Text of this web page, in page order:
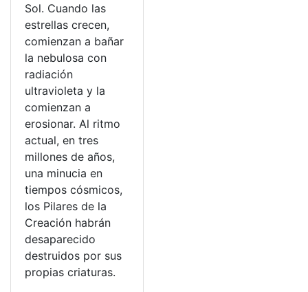
Sol. Cuando las
estrellas crecen,
comienzan a bañar
la nebulosa con
radiación
ultravioleta y la
comienzan a
erosionar. Al ritmo
actual, en tres
millones de años,
una minucia en
tiempos cósmicos,
los Pilares de la
Creación habrán
desaparecido
destruidos por sus
propias criaturas.